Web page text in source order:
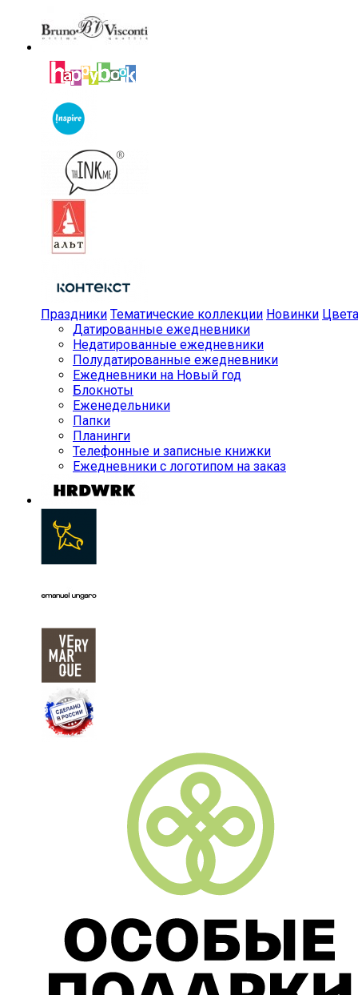
Праздники Тематические коллекции Новинки Цвета
Датированные ежедневники
Недатированные ежедневники
Полудатированные ежедневники
Ежедневники на Новый год
Блокноты
Еженедельники
Папки
Планинги
Телефонные и записные книжки
Ежедневники с логотипом на заказ